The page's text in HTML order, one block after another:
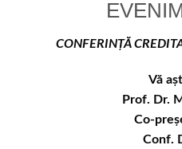
CONFERINȚĂ
Vă
Prof. Dr.
Co-
Conf.